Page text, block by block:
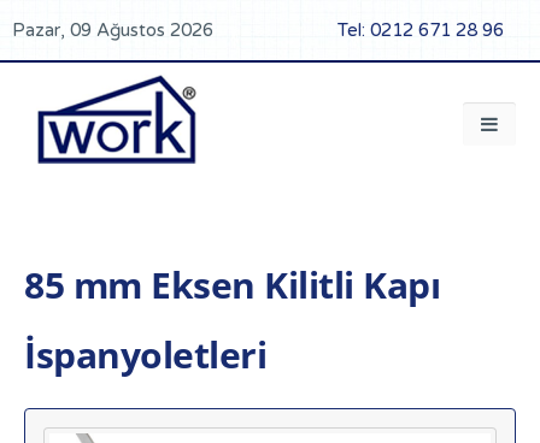
Pazar, 09 Ağustos 2026 Tel: 0212 671 28 96
85 mm Eksen Kilitli Kapı
İspanyoletleri